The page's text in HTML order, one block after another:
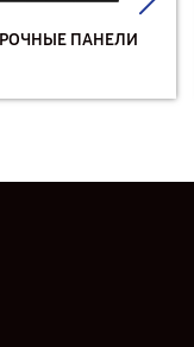
ПАНЕЛИ